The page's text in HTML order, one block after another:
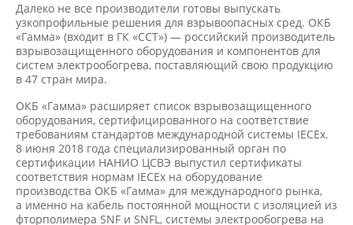
Далеко не все производители готовы выпускать
узкопрофильные решения для взрывоопасных сред. ОКБ
«Гамма» (входит в ГК «ССТ») — российский производитель
взрывозащищенного оборудования и компонентов для
систем электрообогрева, поставляющий свою продукцию
в 47 стран мира.
ОКБ «Гамма» расширяет список взрывозащищенного
оборудования, сертифицированного на соответствие
требованиям стандартов международной системы IECEx.
8 июня 2018 года специализированный орган по
сертификации НАНИО ЦСВЭ выпустил сертификаты
соответствия нормам IECEx на оборудование
производства ОКБ «Гамма» для международного рынка,
а именно на кабель постоянной мощности с изоляцией из
фторполимера SNF и SNFL, системы электрообогрева на